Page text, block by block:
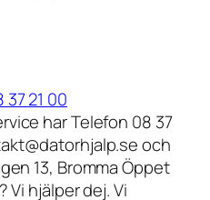
21 00
har Telefon 08 37
och
13, Bromma Öppet
hjälper dej. Vi